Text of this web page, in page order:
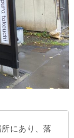
にあり、落